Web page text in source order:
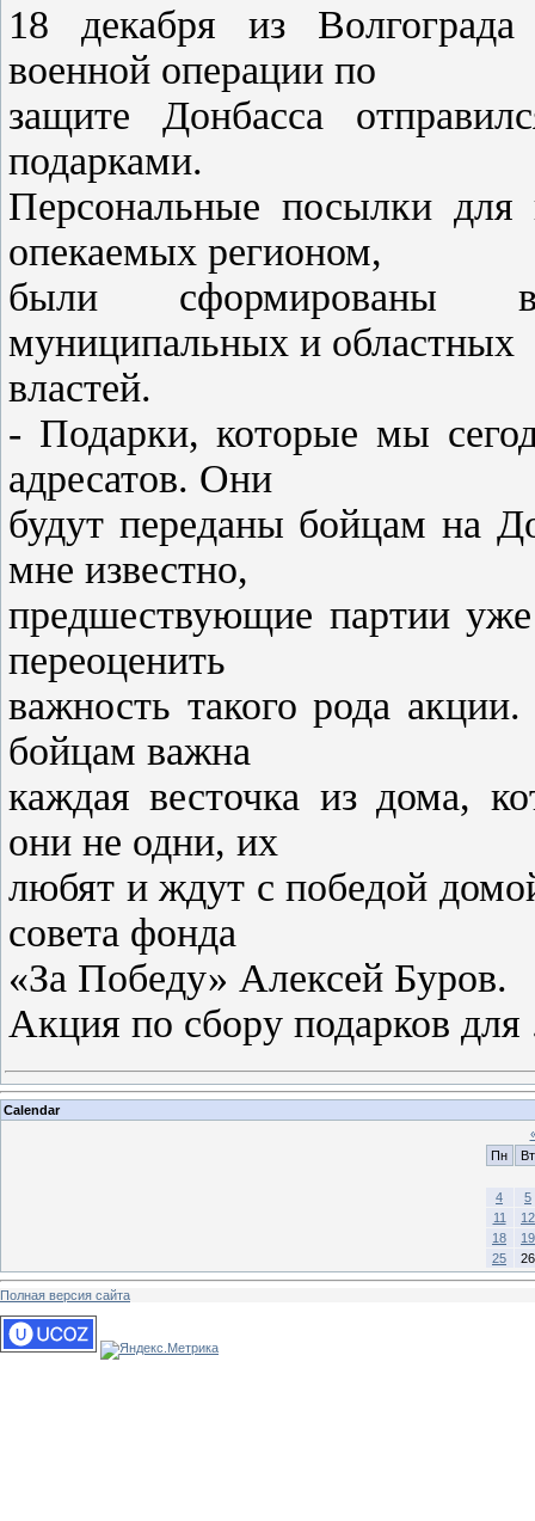
18 декабря из
военной операции по
защите Донбасса
подарками.
Персональные посылки для
опекаемых регионом,
были сформированы
муниципальных и областных
властей.
- Подарки, которые мы
адресатов. Они
будут переданы бойцам на
мне известно,
предшествующие партии
переоценить
важность такого рода
бойцам важна
каждая весточка из дома,
они не одни, их
любят и ждут с победой
совета фонда
«За Победу» Алексей Буров.
Акция по сбору подарков для
Calendar
Пн
Вт
4
5
11
12
18
19
25
26
Полная версия сайта